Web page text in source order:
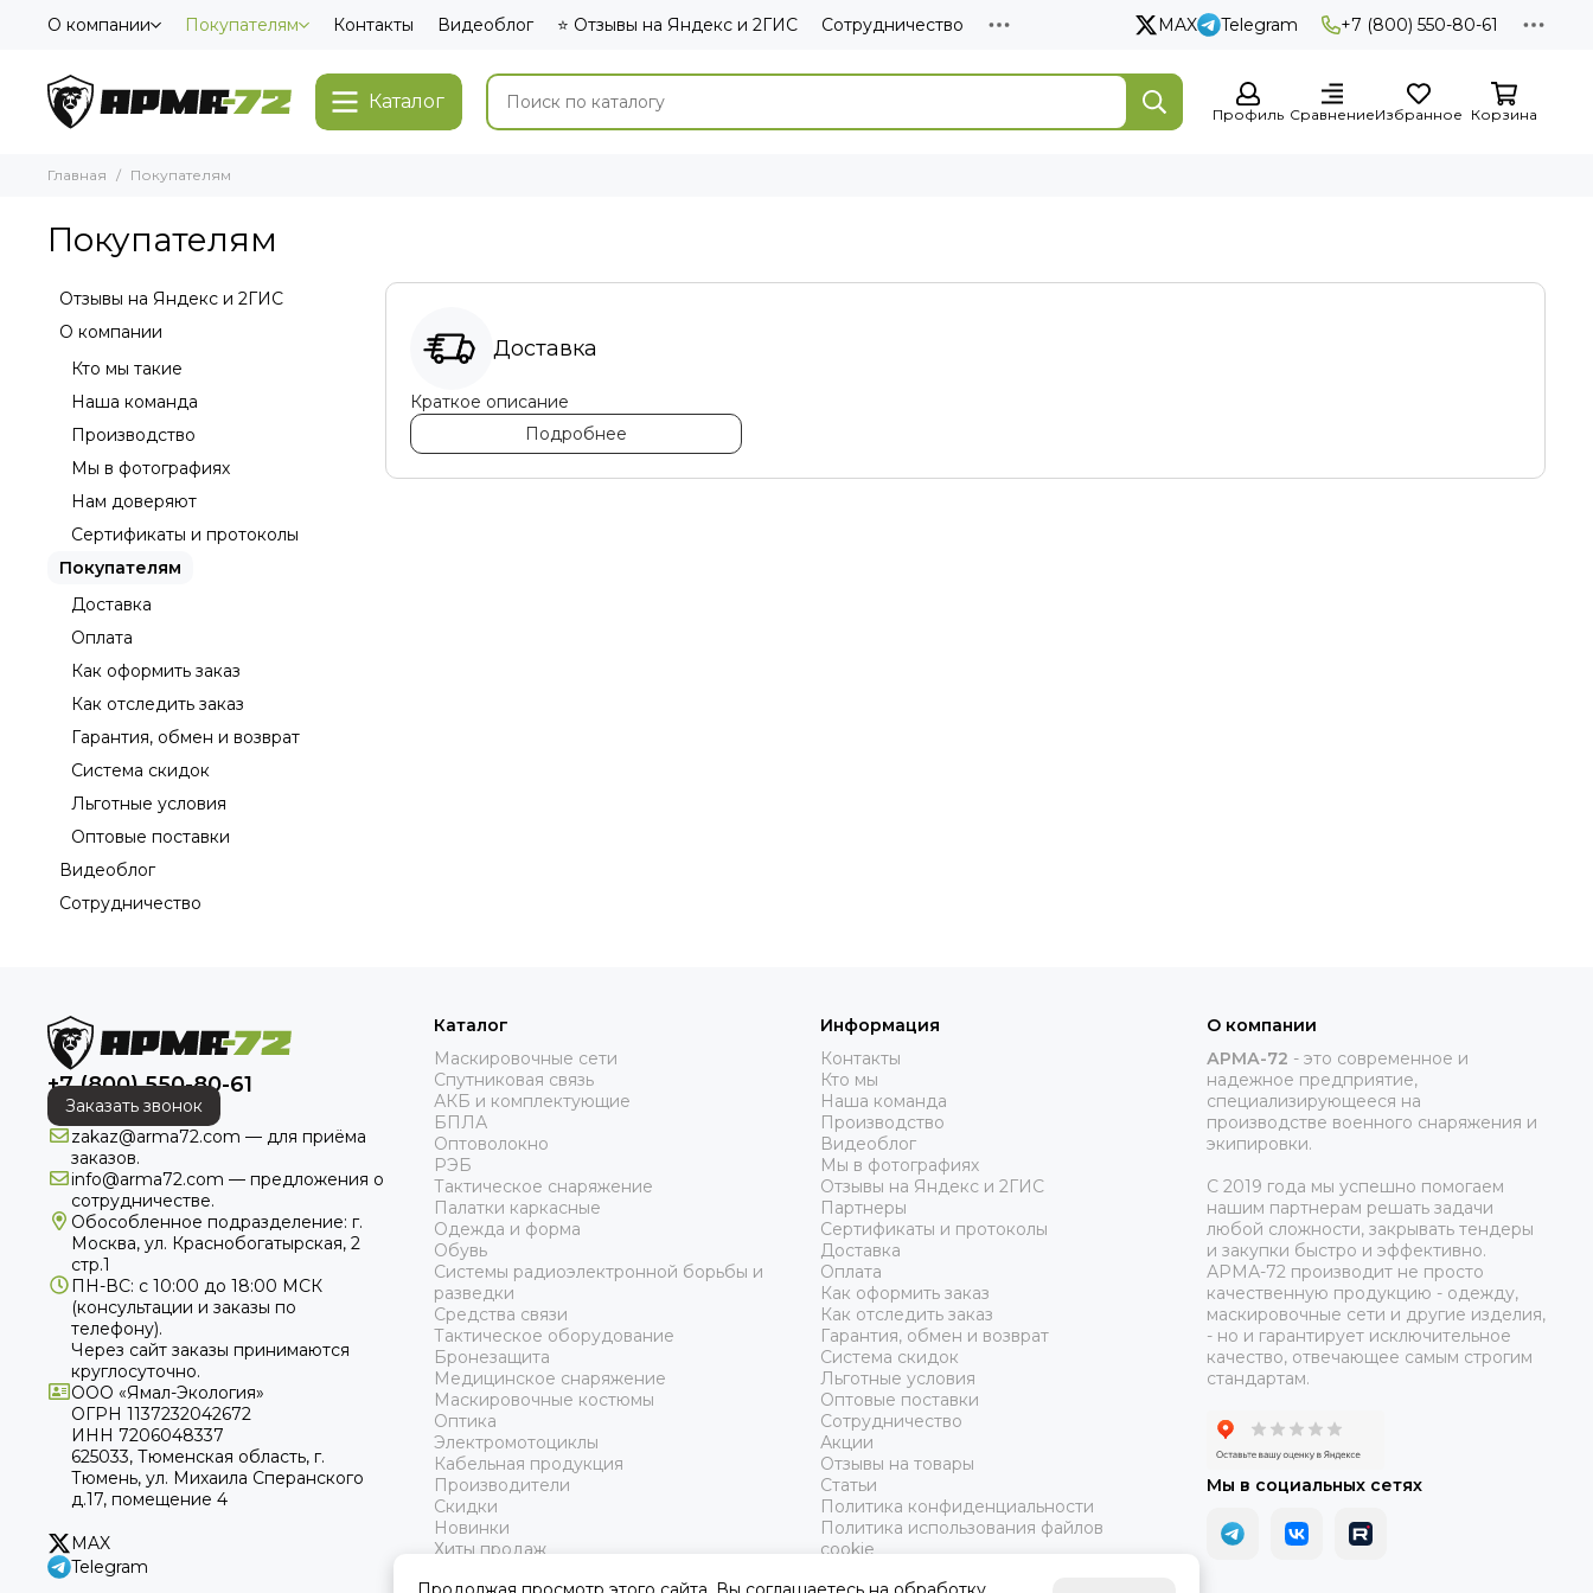
О компании Покупателям Контакты Видеоблог ⭐ Отзывы на Яндекс и 2ГИС Сотрудничество MAX Telegram +7 (800) 550-80-61
Каталог
Профиль СравнениеИзбранное Корзина
Главная Покупателям
Покупателям
Доставка
Краткое описание
Подробнее
Отзывы на Яндекс и 2ГИС
О компании
Кто мы такие
Наша команда
Производство
Мы в фотографиях
Нам доверяют
Сертификаты и протоколы
Покупателям
Доставка
Оплата
Как оформить заказ
Как отследить заказ
Гарантия, обмен и возврат
Система скидок
Льготные условия
Оптовые поставки
Видеоблог
Сотрудничество
+7 (800) 550-80-61
Заказать звонок
zakaz@arma72.com — для приёма
заказов.
info@arma72.com — предложения о
сотрудничестве.
Обособленное подразделение: г.
Москва, ул. Краснобогатырская, 2
стр.1
ПН-ВС: с 10:00 до 18:00 МСК
(консультации и заказы по
телефону).
Через сайт заказы принимаются
круглосуточно.
ООО «Ямал-Экология»
ОГРН 1137232042672
ИНН 7206048337
625033, Тюменская область, г.
Тюмень, ул. Михаила Сперанского
д.17, помещение 4
MAX
Telegram
Каталог
Маскировочные сети
Спутниковая связь
АКБ и комплектующие
БПЛА
Оптоволокно
РЭБ
Тактическое снаряжение
Палатки каркасные
Одежда и форма
Обувь
Системы радиоэлектронной борьбы и
разведки
Средства связи
Тактическое оборудование
Бронезащита
Медицинское снаряжение
Маскировочные костюмы
Оптика
Электромотоциклы
Кабельная продукция
Производители
Скидки
Новинки
Хиты продаж
Информация
Контакты
Кто мы
Наша команда
Производство
Видеоблог
Мы в фотографиях
Отзывы на Яндекс и 2ГИС
Партнеры
Сертификаты и протоколы
Доставка
Оплата
Как оформить заказ
Как отследить заказ
Гарантия, обмен и возврат
Система скидок
Льготные условия
Оптовые поставки
Сотрудничество
Акции
Отзывы на товары
Статьи
Политика конфиденциальности
Политика использования файлов
cookie
О компании
АРМА-72 - это современное и
надежное предприятие,
специализирующееся на
производстве военного снаряжения и
экипировки.
С 2019 года мы успешно помогаем
нашим партнерам решать задачи
любой сложности, закрывать тендеры
и закупки быстро и эффективно.
АРМА-72 производит не просто
качественную продукцию - одежду,
маскировочные сети и другие изделия,
- но и гарантирует исключительное
качество, отвечающее самым строгим
стандартам.
Мы в социальных сетях